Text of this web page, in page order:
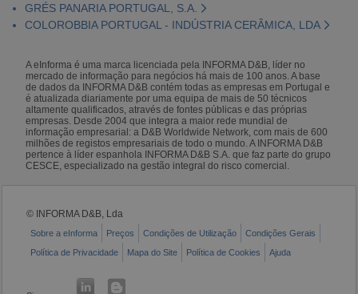
GRÉS PANARIA PORTUGAL, S.A.
COLOROBBIA PORTUGAL - INDÚSTRIA CERÂMICA, LDA
A eInforma é uma marca licenciada pela INFORMA D&B, líder no
mercado de informação para negócios há mais de 100 anos. A base
de dados da INFORMA D&B contém todas as empresas em Portugal e
é atualizada diariamente por uma equipa de mais de 50 técnicos
altamente qualificados, através de fontes públicas e das próprias
empresas. Desde 2004 que integra a maior rede mundial de
informação empresarial: a D&B Worldwide Network, com mais de 600
milhões de registos empresariais de todo o mundo. A INFORMA D&B
pertence à líder espanhola INFORMA D&B S.A. que faz parte do grupo
CESCE, especializado na gestão integral do risco comercial.
© INFORMA D&B, Lda
Sobre a eInforma Preços Condições de Utilização
Condições Gerais
Política de Privacidade
Mapa do Site Política de Cookies Ajuda